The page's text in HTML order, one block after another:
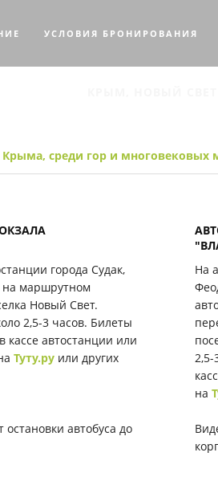
УСЛОВИЯ БРОНИРОВАНИЯ
среди гор и
города Судак,
на маршрутном
Новый Свет.
2,5-3 часов. Билеты
кассе автостанции или
Туту.руили других
остановки автобуса до
На
на